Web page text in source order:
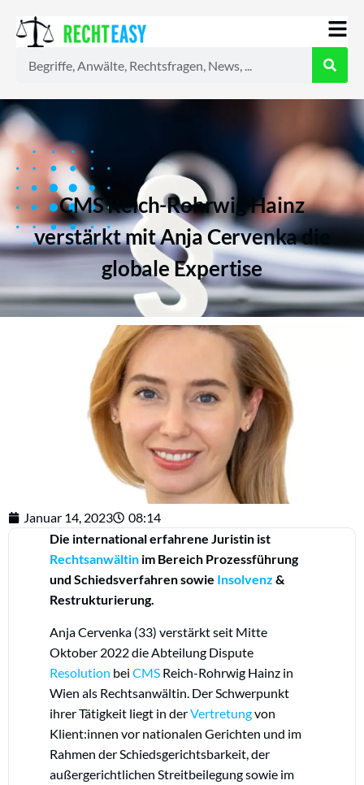
CMS Reich-Rohrwig Hainz
verstärkt mit Anja Cervenka die
globale Expertise
Januar 14, 2023
08:14
Die international erfahrene Juristin ist
Rechtsanwältin im Bereich Prozessführung
und Schiedsverfahren sowie Insolvenz &
Restrukturierung.
Anja Cervenka (33) verstärkt seit Mitte
Oktober 2022 die Abteilung Dispute
Resolution bei CMS Reich-Rohrwig Hainz in
Wien als Rechtsanwältin. Der Schwerpunkt
ihrer Tätigkeit liegt in derVertretungvon
Klient:innen vor nationalen Gerichten und im
Rahmen der Schiedsgerichtsbarkeit, der
außergerichtlichen Streitbeilegung sowie im
Alle